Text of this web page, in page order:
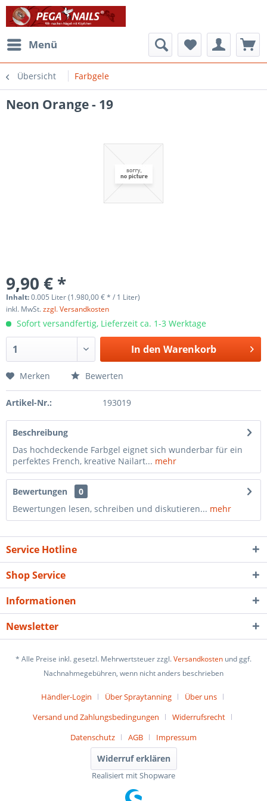
Menü
Übersicht Farbgele
Neon Orange - 19
9,90 € *
Inhalt:0.005 Liter (1.980,00 € * / 1 Liter)
inkl. MwSt.zzgl. Versandkosten
Sofort versandfertig, Lieferzeit ca. 1-3 Werktage
In den Warenkorb
Merken Bewerten
Artikel-Nr.: 193019
Beschreibung
Das hochdeckende Farbgel eignet sich wunderbar für ein
perfektes French, kreative Nailart... mehr
Bewertungen
0
Bewertungen lesen, schreiben und diskutieren... mehr
Service Hotline
Shop Service
Informationen
Newsletter
* Alle Preise inkl. gesetzl. Mehrwertsteuer zzgl.Versandkosten und ggf.
Nachnahmegebühren, wenn nicht anders beschrieben
Händler-Login Über Spraytanning
Über uns
Versand und Zahlungsbedingungen
Widerrufsrecht
Datenschutz
AGB Impressum
Widerruf erklären
Realisiert mit Shopware